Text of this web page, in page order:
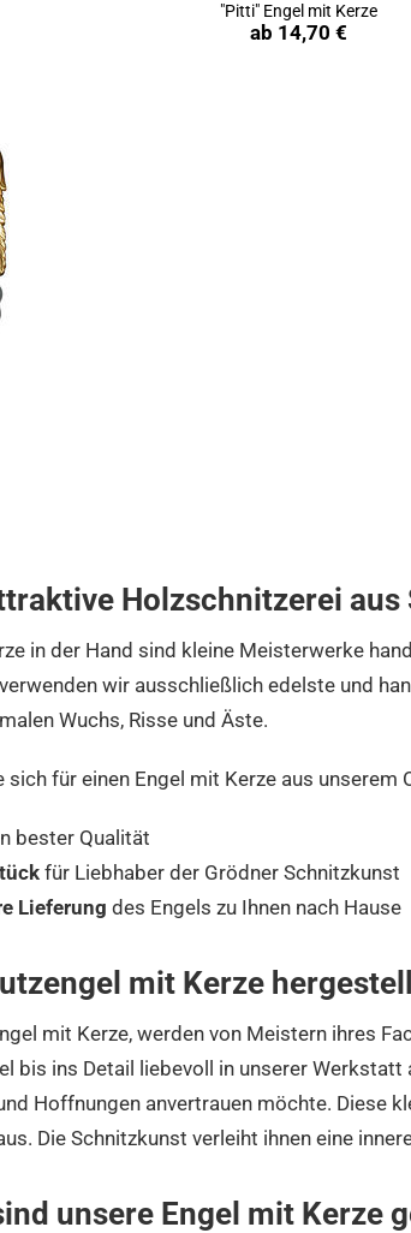
Produkt ansehen
"Pitti" Engel mit Kerze
ab 14,70 €
Holzschnitzerei aus
in der Hand sind kleine Meisterwerke
wir ausschließlich edelste und
Wuchs, Risse und Äste.
sich für einen Engel mit Kerze aus unserem
bester Qualität
für Liebhaber der Grödner Schnitzkunst
Lieferung des Engels zu Ihnen nach Hause
mit Kerze
mit Kerze, werden von Meistern ihres
bis ins Detail liebevoll in unserer Werkstatt
Hoffnungen anvertrauen möchte. Diese
Die Schnitzkunst verleiht ihnen eine
unsere Engel mit Kerze